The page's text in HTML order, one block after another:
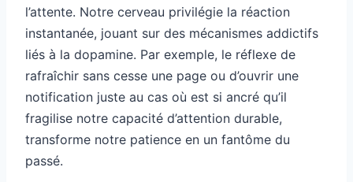
l’attente. Notre cerveau privilégie la réaction
instantanée, jouant sur des mécanismes addictifs
liés à la dopamine. Par exemple, le réflexe de
rafraîchir sans cesse une page ou d’ouvrir une
notification juste au cas où est si ancré qu’il
fragilise notre capacité d’attention durable,
transforme notre patience en un fantôme du
passé.